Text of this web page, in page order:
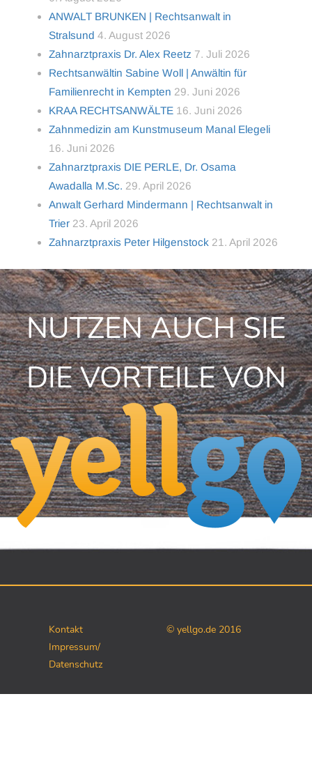
ANWALT BRUNKEN | Rechtsanwalt in
Stralsund 4. August 2026
Zahnarztpraxis Dr. Alex Reetz 7. Juli 2026
Rechtsanwältin Sabine Woll | Anwältin für
Familienrecht in Kempten 29. Juni 2026
KRAA RECHTSANWÄLTE 16. Juni 2026
Zahnmedizin am Kunstmuseum Manal Elegeli
16. Juni 2026
Zahnarztpraxis DIE PERLE, Dr. Osama
Awadalla M.Sc. 29. April 2026
Anwalt Gerhard Mindermann | Rechtsanwalt in
Trier 23. April 2026
Zahnarztpraxis Peter Hilgenstock 21. April 2026
NUTZEN AUCH SIE
DIE VORTEILE VON
Kontakt
Impressum/
Datenschutz
© yellgo.de 2016